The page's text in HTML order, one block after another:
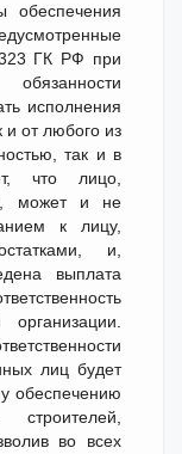
обеспечения
ГК РФ при
исполнения
и от любого из
так и в
что лицо,
может и не
к лицу,
и,
выплата
лиц будет
обеспечению
строителей,
во всех